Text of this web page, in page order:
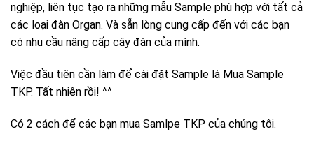
nghiệp, liên tục tạo ra những mẫu Sample phù hợp với tất cả
các loại đàn Organ. Và sẵn lòng cung cấp đến với các bạn
có nhu cầu nâng cấp cây đàn của mình.
Việc đầu tiên cần làm để cài đặt Sample là Mua Sample
TKP. Tất nhiên rồi! ^^
Có 2 cách để các bạn mua Samlpe TKP của chúng tôi.